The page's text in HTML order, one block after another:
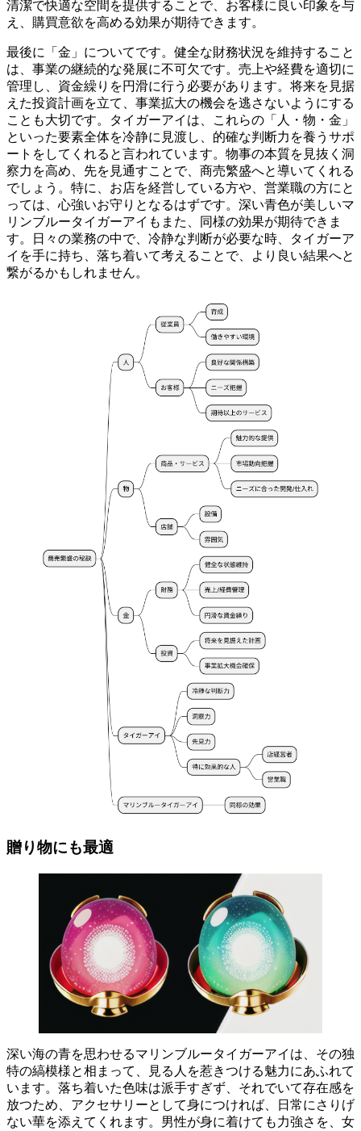
清潔で快適な空間を提供することで、お客様に良い印象を与
え、購買意欲を高める効果が期待できます。
最後に「金」についてです。 健全な財務状況を維持すること
は、事業の継続的な発展に不可欠です。売上や経費を適切に
管理し、資金繰りを円滑に行う必要があります。将来を見据
えた投資計画を立て、事業拡大の機会を逃さないようにする
ことも大切です。
タイガーアイは、これらの「人・物・金」
といった要素全体を冷静に見渡し、的確な判断力を養うサポ
ートをしてくれる と言われています。物事の本質を見抜く洞
察力を高め、先を見通すことで、商売繁盛へと導いてくれる
でしょう。特に、 お店を経営している方や、営業職の方にと
っては、心強いお守りとなるはずです。深い青色が美しいマ
リンブルータイガーアイもまた、同様の効果が期待できま
す。日々の業務の中で、冷静な判断が必要な時、タイガーア
イを手に持ち、落ち着いて考えることで、より良い結果へと
繋がるかもしれません。
贈り物にも最適
深い海の青を思わせるマリンブルータイガーアイは、その独
特の縞模様と相まって、見る人を惹きつける魅力にあふれて
います。 落ち着いた色味は派手すぎず、それでいて存在感を
放つため、アクセサリーとして身につければ、日常にさりげ
ない華を添えてくれます。男性が身に着けても力強さを、女